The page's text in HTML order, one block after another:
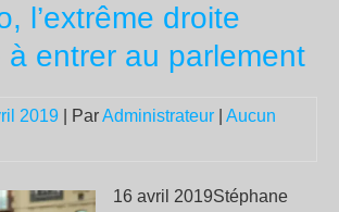
l’extrême droite
à entrer au parlement
2019 | ParAdministrateur
Aucun
16 avril 2019Stéphane